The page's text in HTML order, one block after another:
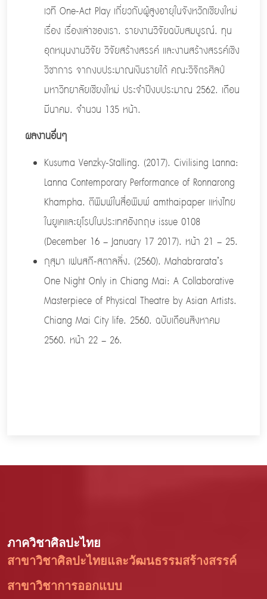
เวที One-Act Play เกี่ยวกับผู้สูงอายุในจังหวัดเชียงใหม่
เรื่อง เรื่องเล่าของเรา. รายงานวิจัยฉบับสมบูรณ์. ทุน
อุดหนุนงานวิจัย วิจัยสร้างสรรค์ และงานสร้างสรรค์เชิง
วิชาการ จากงบประมาณเงินรายได้ คณะวิจิตรศิลป์
มหาวิทยาลัยเชียงใหม่ ประจำปีงบประมาณ 2562. เดือน
มีนาคม. จำนวน 135 หน้า.
ผลงานอื่นๆ
Kusuma Venzky-Stalling. (2017). Civilising Lanna:
Lanna Contemporary Performance of Ronnarong
Khampha. ตีพิมพ์ในสื่อพิมพ์ amthaipaper แห่งไทย
ในยูเคและยุโรปในประเทศอังกฤษ issue 0108
(December 16 – January 17 2017). หน้า 21 – 25.
กุสุมา เฟนสกี-สตาลลิ่ง. (2560). Mahabrarata’s
One Night Only in Chiang Mai: A Collaborative
Masterpiece of Physical Theatre by Asian Artists.
Chiang Mai City life. 2560. ฉบับเดือนสิงหาคม
2560. หน้า 22 – 26.
ภาควิชาศิลปะไทย
สาขาวิชาศิลปะไทยและวัฒนธรรมสร้างสรรค์
สาขาวิชาการออกแบบ